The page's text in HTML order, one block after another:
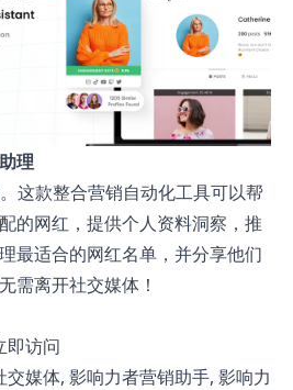
理
这款整合营销自动化工具可以帮
的网红，提供个人资料洞察，推
最适合的网红名单，并分享他们
离开社交媒体！
即访问
交媒体, 影响力者营销助手, 影响力